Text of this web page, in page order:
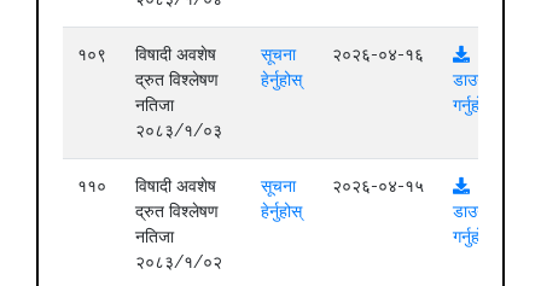
१०९
विषादी अवशेष
द्रुत विश्लेषण
नतिजा
२०८३/१/०३
सूचना
हेर्नुहोस्
२०२६-०४-१६
डाउनलोड
गर्नुहोस्
११०
विषादी अवशेष
द्रुत विश्लेषण
नतिजा
२०८३/१/०२
सूचना
हेर्नुहोस्
२०२६-०४-१५
डाउनलोड
गर्नुहोस्